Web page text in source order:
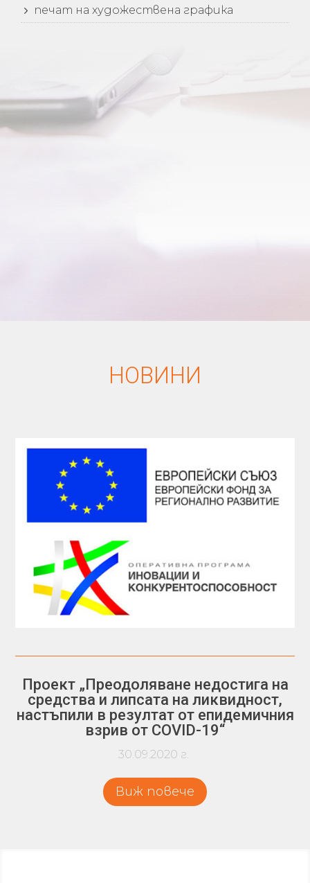
5 печат на художествена графика
НОВИНИ
Проект „Преодоляване недостига на
средства и липсата на ликвидност,
настъпили в резултат от епидемичния
взрив от COVID-19“
30.09.2020 г.
Виж повече